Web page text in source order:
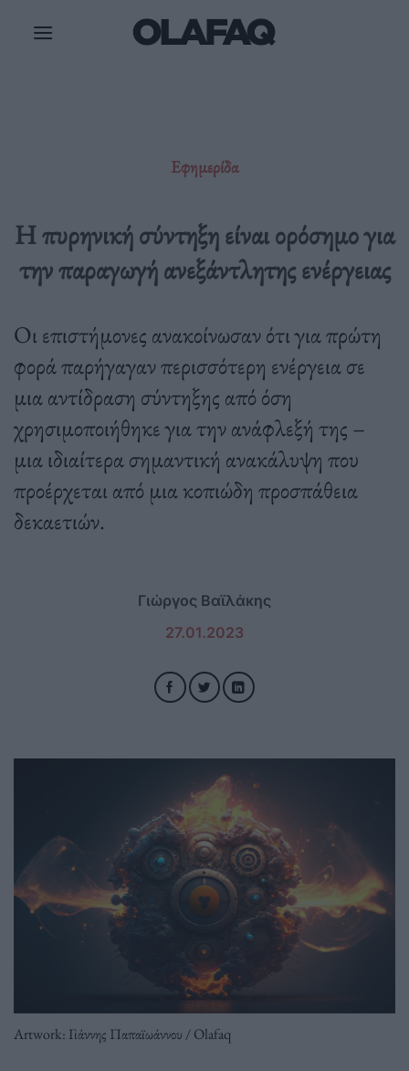
Εφημερίδα
Η πυρηνική σύντηξη είναι ορόσημο για
την παραγωγή ανεξάντλητης ενέργειας
Οι επιστήμονες ανακοίνωσαν ότι για πρώτη
φορά παρήγαγαν περισσότερη ενέργεια σε
μια αντίδραση σύντηξης από όση
χρησιμοποιήθηκε για την ανάφλεξή της –
μια ιδιαίτερα σημαντική ανακάλυψη που
προέρχεται από μια κοπιώδη προσπάθεια
δεκαετιών.
Γιώργος Βαϊλάκης
27.01.2023
Artwork: Γιάννης Παπαϊωάννου / Olafaq